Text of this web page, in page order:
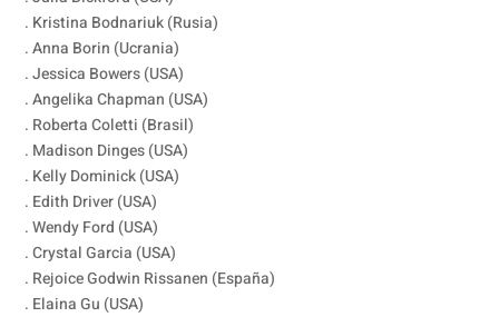
. Kristina Bodnariuk (Rusia)
. Anna Borin (Ucrania)
. Jessica Bowers (USA)
. Angelika Chapman (USA)
. Roberta Coletti (Brasil)
. Madison Dinges (USA)
. Kelly Dominick (USA)
. Edith Driver (USA)
. Wendy Ford (USA)
. Crystal Garcia (USA)
. Rejoice Godwin Rissanen (España)
. Elaina Gu (USA)